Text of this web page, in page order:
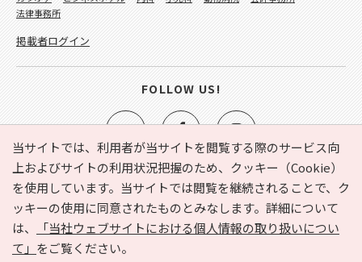
当サイトでは、利用者が当サイトを閲覧する際のサービス向
上およびサイトの利用状況把握のため、クッキー（Cookie）
を使用しています。当サイトでは閲覧を継続されることで、ク
ッキーの使用に同意されたものとみなします。詳細について
は、
「当社ウェブサイトにおける個人情報の取り扱いについ
て」 をご覧ください。
e-NAVITA（イーナビタ）とは？ お気に入り
ヘルプ
利用規約
個人情報の取り扱いについて
運営会社
サイトマップ
広告掲載に関するお問い合わせ
法律事務所
掲載者ログイン
FOLLOW US!